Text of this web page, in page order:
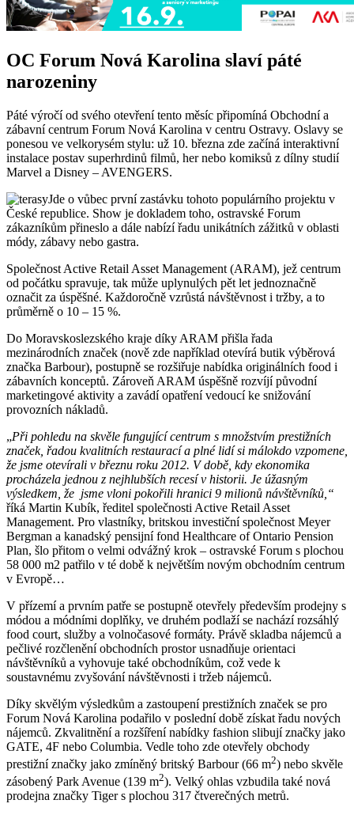
OC Forum Nová Karolina slaví páté
narozeniny
Páté výročí od svého otevření tento měsíc připomíná Obchodní a
zábavní centrum Forum Nová Karolina v centru Ostravy. Oslavy se
ponesou ve velkorysém stylu: už 10. března zde začíná interaktivní
instalace postav superhrdinů filmů, her nebo komiksů z dílny studií
Marvel a Disney – AVENGERS.
Jde o vůbec první zastávku tohoto populárního projektu v
České republice. Show je dokladem toho, ostravské Forum
zákazníkům přineslo a dále nabízí řadu unikátních zážitků v oblasti
módy, zábavy nebo gastra.
Společnost Active Retail Asset Management (ARAM), jež centrum
od počátku spravuje, tak může uplynulých pět let jednoznačně
označit za úspěšné. Každoročně vzrůstá návštěvnost i tržby, a to
průměrně o 10 – 15 %.
Do Moravskoslezského kraje díky ARAM přišla řada
mezinárodních značek (nově zde například otevírá butik výběrová
značka Barbour), postupně se rozšiřuje nabídka originálních food i
zábavních konceptů. Zároveň ARAM úspěšně rozvíjí původní
marketingové aktivity a zavádí opatření vedoucí ke snižování
provozních nákladů.
„Při pohledu na skvěle fungující centrum s množstvím prestižních
značek, řadou kvalitních restaurací a plné lidí si málokdo vzpomene,
že jsme otevírali v březnu roku 2012. V době, kdy ekonomika
procházela jednou z nejhlubších recesí v historii. Je úžasným
výsledkem, že jsme vloni pokořili hranici 9 milionů návštěvníků,“
říká Martin Kubík, ředitel společnosti Active Retail Asset
Management. Pro vlastníky, britskou investiční společnost Meyer
Bergman a kanadský pensijní fond Healthcare of Ontario Pension
Plan, šlo přitom o velmi odvážný krok – ostravské Forum s plochou
58 000 m2 patřilo v té době k největším novým obchodním centrum
v Evropě…
V přízemí a prvním patře se postupně otevřely především prodejny s
módou a módními doplňky, ve druhém podlaží se nachází rozsáhlý
food court, služby a volnočasové formáty. Právě skladba nájemců a
pečlivé rozčlenění obchodních prostor usnadňuje orientaci
návštěvníků a vyhovuje také obchodníkům, což vede k
soustavnému zvyšování návštěvnosti i tržeb nájemců.
Díky skvělým výsledkům a zastoupení prestižních značek se pro
Forum Nová Karolina podařilo v poslední době získat řadu nových
nájemců. Zkvalitnění a rozšíření nabídky fashion slibují značky jako
GATE, 4F nebo Columbia. Vedle toho zde otevřely obchody
prestižní značky jako zmíněný britský Barbour (66 m2) nebo skvěle
zásobený Park Avenue (139 m2). Velký ohlas vzbudila také nová
prodejna značky Tiger s plochou 317 čtverečných metrů.